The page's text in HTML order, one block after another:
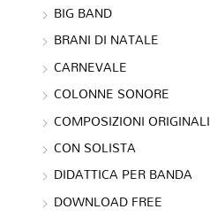
BIG BAND
BRANI DI NATALE
CARNEVALE
COLONNE SONORE
COMPOSIZIONI ORIGINALI
CON SOLISTA
DIDATTICA PER BANDA
DOWNLOAD FREE